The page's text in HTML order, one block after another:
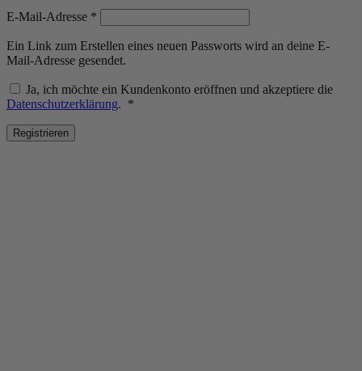
E-Mail-Adresse *
Ein Link zum Erstellen eines neuen Passworts wird an deine E-
Mail-Adresse gesendet.
Ja, ich möchte ein Kundenkonto eröffnen und akzeptiere die
Datenschutzerklärung. *
Registrieren